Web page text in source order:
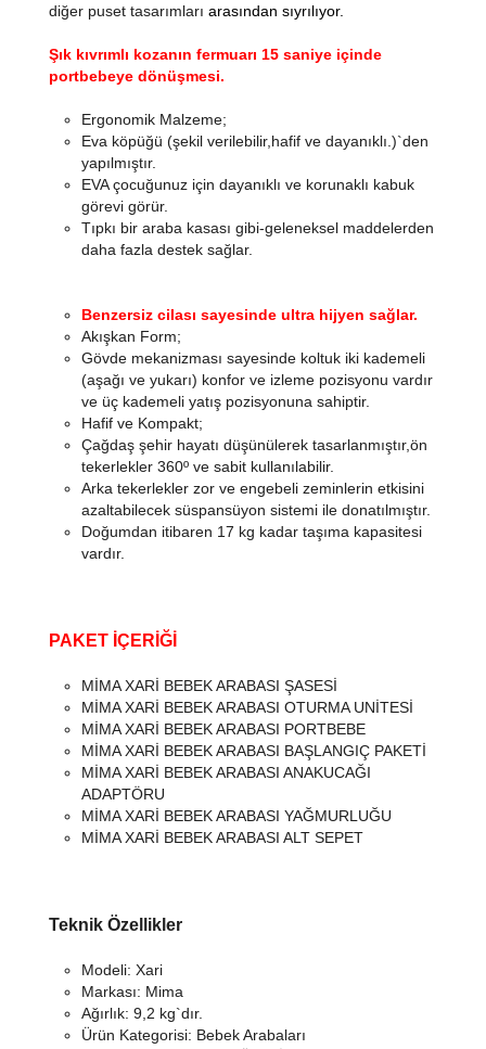
diğer puset tasarımları arasından sıyrılıyor.
Şık kıvrımlı kozanın fermuarı 15 saniye içinde
portbebeye dönüşmesi.
Ergonomik Malzeme;
Eva köpüğü (şekil verilebilir,hafif ve dayanıklı.)`den
yapılmıştır.
EVA çocuğunuz için dayanıklı ve korunaklı kabuk
görevi görür.
Tıpkı bir araba kasası gibi-geleneksel maddelerden
daha fazla destek sağlar.
Benzersiz cilası sayesinde ultra hijyen sağlar.
Akışkan Form;
Gövde mekanizması sayesinde koltuk iki kademeli
(aşağı ve yukarı) konfor ve izleme pozisyonu vardır
ve üç kademeli yatış pozisyonuna sahiptir.
Hafif ve Kompakt;
Çağdaş şehir hayatı düşünülerek tasarlanmıştır,ön
tekerlekler 360º ve sabit kullanılabilir.
Arka tekerlekler zor ve engebeli zeminlerin etkisini
azaltabilecek süspansüyon sistemi ile donatılmıştır.
Doğumdan itibaren 17 kg kadar taşıma kapasitesi
vardır.
PAKET İÇERİĞİ
MİMA XARİ BEBEK ARABASI ŞASESİ
MİMA XARİ BEBEK ARABASI OTURMA UNİTESİ
MİMA XARİ BEBEK ARABASI PORTBEBE
MİMA XARİ BEBEK ARABASI BAŞLANGIÇ PAKETİ
MİMA XARİ BEBEK ARABASI ANAKUCAĞI
ADAPTÖRU
MİMA XARİ BEBEK ARABASI YAĞMURLUĞU
MİMA XARİ BEBEK ARABASI ALT SEPET
Teknik Özellikler
Modeli: Xari
Markası: Mima
Ağırlık: 9,2 kg`dır.
Ürün Kategorisi: Bebek Arabaları